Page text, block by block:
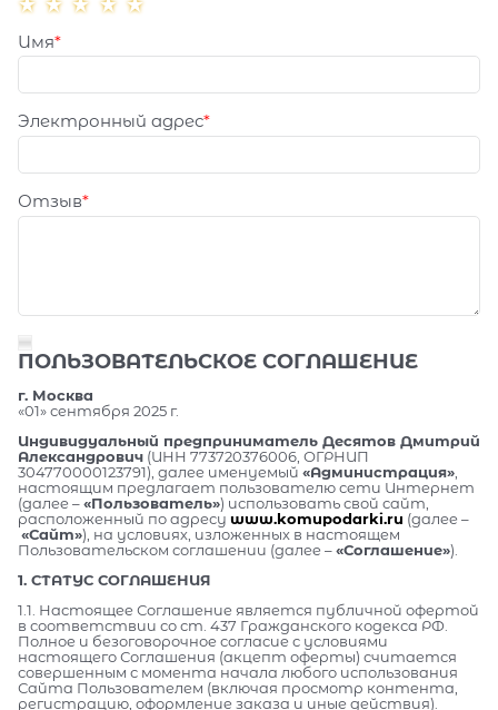
Имя
Электронный адрес
Отзыв
ПОЛЬЗОВАТЕЛЬСКОЕ СОГЛАШЕНИЕ
г. Москва
«01» сентября 2025 г.
Индивидуальный предприниматель Десятов Дмитрий
Александрович (ИНН 773720376006, ОГРНИП
304770000123791), далее именуемый «Администрация»
настоящим предлагает пользователю сети Интернет
(далее –«Пользователь») использовать свой сайт,
расположенный по адресу www.komupodarki.ru (далее –
«Сайт»), на условиях, изложенных в настоящем
Пользовательском соглашении (далее –«Соглашение»).
1. СТАТУС СОГЛАШЕНИЯ
1.1. Настоящее Соглашение является публичной офертой
в соответствии со ст. 437 Гражданского кодекса РФ.
Полное и безоговорочное согласие с условиями
настоящего Соглашения (акцепт оферты) считается
совершенным с момента начала любого использования
Сайта Пользователем (включая просмотр контента,
регистрацию, оформление заказа и иные действия).